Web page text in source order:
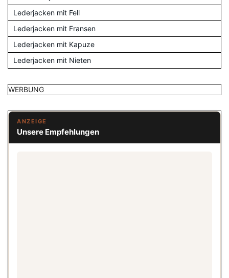
Lederjacken mit Fell
Lederjacken mit Fransen
Lederjacken mit Kapuze
Lederjacken mit Nieten
WERBUNG
ANZEIGE
Unsere Empfehlungen